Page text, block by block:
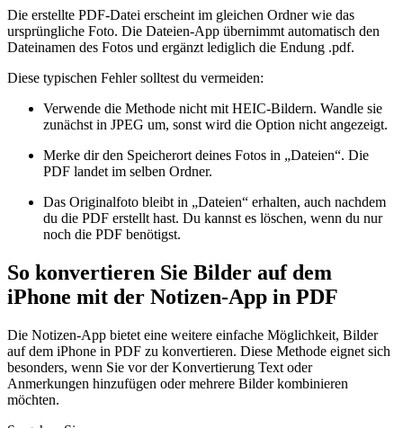
Die erstellte PDF-Datei erscheint im gleichen Ordner wie das
ursprüngliche Foto. Die Dateien-App übernimmt automatisch den
Dateinamen des Fotos und ergänzt lediglich die Endung .pdf.
Diese typischen Fehler solltest du vermeiden:
Verwende die Methode nicht mit HEIC-Bildern. Wandle sie
zunächst in JPEG um, sonst wird die Option nicht angezeigt.
Merke dir den Speicherort deines Fotos in „Dateien“. Die
PDF landet im selben Ordner.
Das Originalfoto bleibt in „Dateien“ erhalten, auch nachdem
du die PDF erstellt hast. Du kannst es löschen, wenn du nur
noch die PDF benötigst.
So konvertieren Sie Bilder auf dem
iPhone mit der Notizen-App in PDF
Die Notizen-App bietet eine weitere einfache Möglichkeit, Bilder
auf dem iPhone in PDF zu konvertieren. Diese Methode eignet sich
besonders, wenn Sie vor der Konvertierung Text oder
Anmerkungen hinzufügen oder mehrere Bilder kombinieren
möchten.